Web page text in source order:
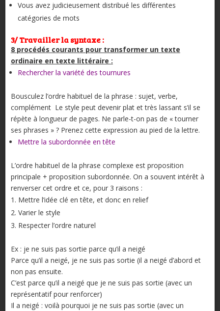
Vous avez judicieusement distribué les différentes
catégories de mots
3/ Travailler la syntaxe :
8 procédés courants pour transformer un texte
ordinaire en texte littéraire :
Rechercher la variété des tournures
Bousculez l’ordre habituel de la phrase : sujet, verbe,
complément Le style peut devenir plat et très lassant s’il se
répète à longueur de pages. Ne parle-t-on pas de « tourner
ses phrases » ? Prenez cette expression au pied de la lettre.
Mettre la subordonnée en tête
L’ordre habituel de la phrase complexe est proposition
principale + proposition subordonnée. On a souvent intérêt à
renverser cet ordre et ce, pour 3 raisons :
Mettre l’idée clé en tête, et donc en relief
Varier le style
Respecter l’ordre naturel
Ex : je ne suis pas sortie parce qu’il a neigé
Parce qu’il a neigé, je ne suis pas sortie (il a neigé d’abord et
non pas ensuite.
C’est parce qu’il a neigé que je ne suis pas sortie (avec un
représentatif pour renforcer)
Il a neigé : voilà pourquoi je ne suis pas sortie (avec un